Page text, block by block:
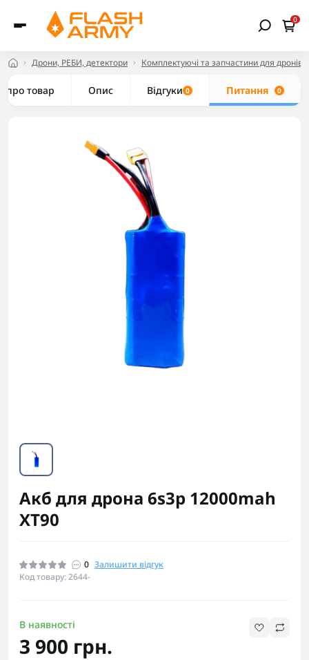
0
Дрони, РЕБИ, детектори Комплектуючі та запчастини для дронів
про товар Опис Відгуки 0 Питання 0
Акб для дрона 6s3p 12000mah
XT90
0 Залишити відгук
Код товару: 2644-
В наявності
3 900 грн.